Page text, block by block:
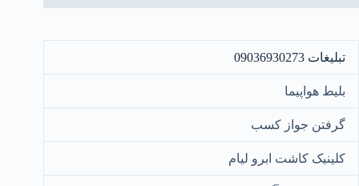
تبلیغات 09036930273
بلیط هواپیما
گرفتن جواز کسب
کلینیک کاشت ابرو لیام